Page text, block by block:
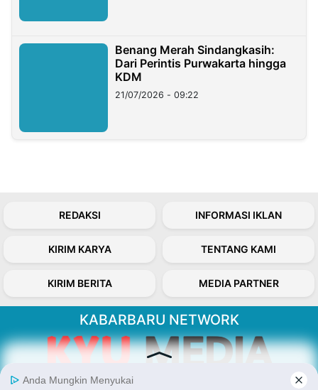
Benang Merah Sindangkasih:
Dari Perintis Purwakarta hingga
KDM
21/07/2026 - 09:22
REDAKSI INFORMASI IKLAN
KIRIM KARYA TENTANG KAMI
KIRIM BERITA MEDIA PARTNER
KABARBARU NETWORK